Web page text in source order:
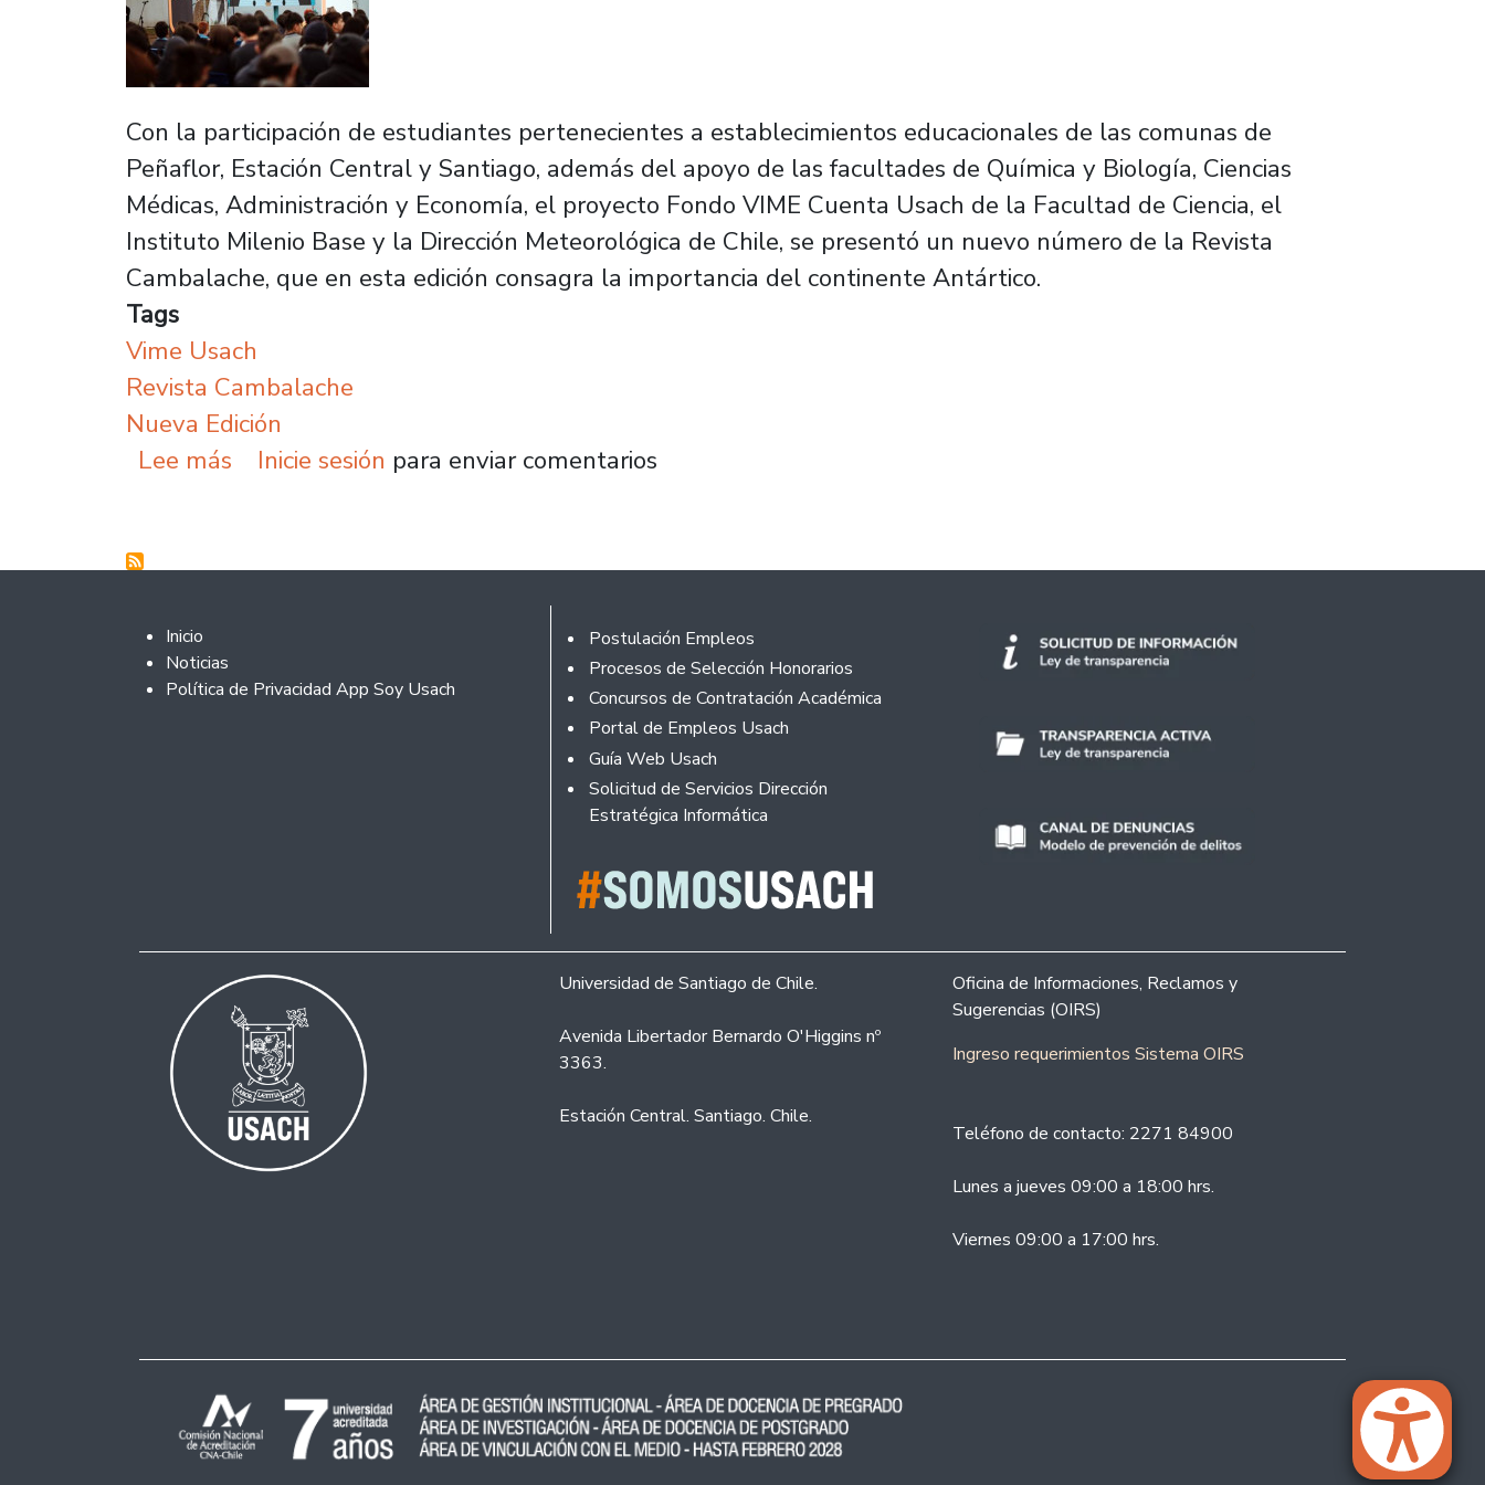
Con la participación de estudiantes pertenecientes a establecimientos educacionales de las comunas de
Peñaflor, Estación Central y Santiago, además del apoyo de las facultades de Química y Biología, Ciencias
Médicas, Administración y Economía, el proyecto Fondo VIME Cuenta Usach de la Facultad de Ciencia, el
Instituto Milenio Base y la Dirección Meteorológica de Chile, se presentó un nuevo número de la Revista
Cambalache, que en esta edición consagra la importancia del continente Antártico.
Tags
Vime Usach
Revista Cambalache
Nueva Edición
Lee más sobre Revista Cambalache lanza edición enfocada en la Antártica y presenta nuevo espacio para las mujeres
Inicie sesión para enviar comentarios
Footer 2
Inicio
Noticias
Política de Privacidad App Soy Usach
Footer
Postulación Empleos
Procesos de Selección Honorarios
Concursos de Contratación Académica
Portal de Empleos Usach
Guía Web Usach
Solicitud de Servicios Dirección
Estratégica Informática
Universidad de Santiago de Chile.
Avenida Libertador Bernardo O'Higgins nº
3363.
Estación Central. Santiago. Chile.
Oficina de Informaciones, Reclamos y
Sugerencias (OIRS)
Ingreso requerimientos Sistema OIRS
Teléfono de contacto: 2271 84900
Lunes a jueves 09:00 a 18:00 hrs.
Viernes 09:00 a 17:00 hrs.